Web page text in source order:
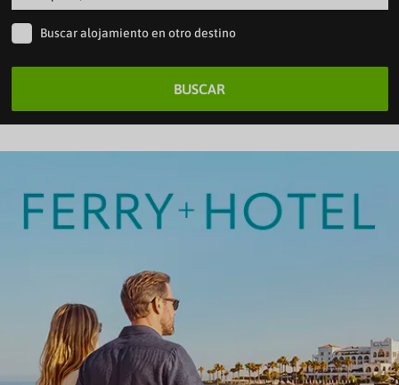
Buscar alojamiento en otro destino
BUSCAR